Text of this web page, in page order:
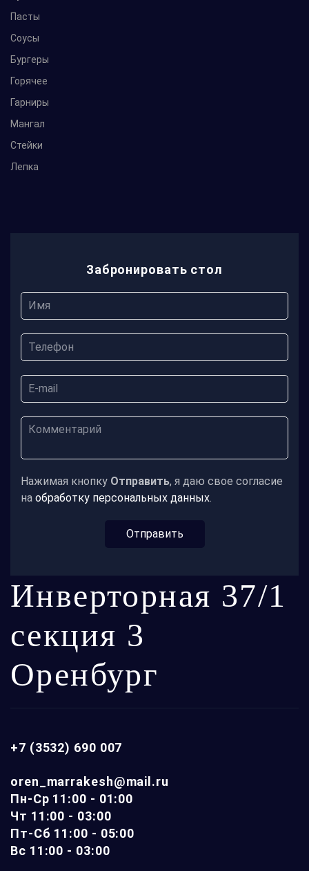
Пасты
Соусы
Бургеры
Горячее
Гарниры
Мангал
Стейки
Лепка
Забронировать стол
Нажимая кнопку Отправить, я даю свое согласие
на обработку персональных данных
Отправить
Инверторная 37/1
секция 3
Оренбург
+7 (3532) 690 007
oren_marrakesh@mail.ru
Пн-Ср 11:00 - 01:00
Чт 11:00 - 03:00
Пт-Сб 11:00 - 05:00
Вс 11:00 - 03:00